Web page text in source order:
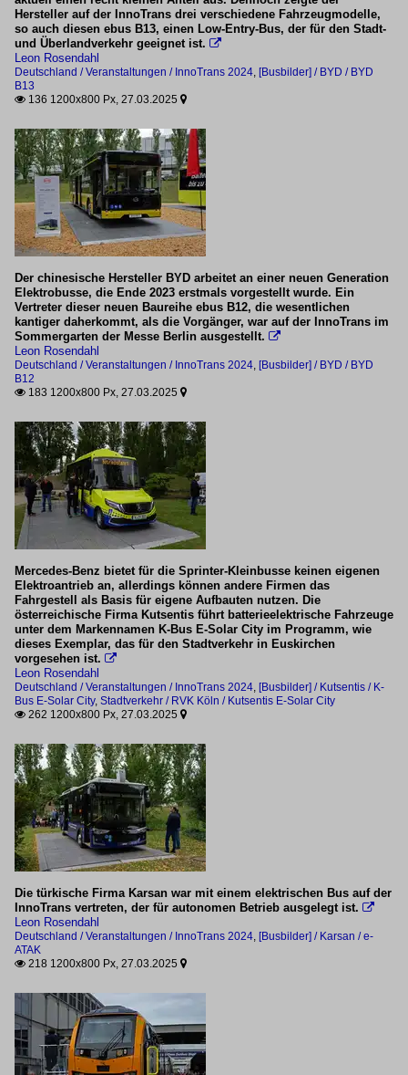
BYD B13
BYD B18
Ebusco
Ikarus
Ikarus 120e
Ikarus 80e
e-ATAK
Kutsentis
K-Bus E-Solar City
Citaro Facelift
Neso
Neso Bus 12
Hersteller auf der InnoTrans drei verschiedene Fahrzeugmodelle,
so auch diesen ebus B13, einen Low-Entry-Bus, der für den Stadt-
und Überlandverkehr geeignet ist. 
Leon Rosendahl
Deutschland / Veranstaltungen / InnoTrans 2024, [Busbilder] / BYD / BYD
B13
 136 1200x800 Px, 27.03.2025 
Der chinesische Hersteller BYD arbeitet an einer neuen Generation
Elektrobusse, die Ende 2023 erstmals vorgestellt wurde. Ein
Vertreter dieser neuen Baureihe ebus B12, die wesentlichen
kantiger daherkommt, als die Vorgänger, war auf der InnoTrans im
Sommergarten der Messe Berlin ausgestellt. 
Leon Rosendahl
Deutschland / Veranstaltungen / InnoTrans 2024, [Busbilder] / BYD / BYD
B12
 183 1200x800 Px, 27.03.2025 
Mercedes-Benz bietet für die Sprinter-Kleinbusse keinen eigenen
Elektroantrieb an, allerdings können andere Firmen das
Fahrgestell als Basis für eigene Aufbauten nutzen. Die
österreichische Firma Kutsentis führt batterieelektrische Fahrzeuge
unter dem Markennamen K-Bus E-Solar City im Programm, wie
dieses Exemplar, das für den Stadtverkehr in Euskirchen
vorgesehen ist. 
Leon Rosendahl
Deutschland / Veranstaltungen / InnoTrans 2024, [Busbilder] / Kutsentis / K-
Bus E-Solar City, Stadtverkehr / RVK Köln / Kutsentis E-Solar City
 262 1200x800 Px, 27.03.2025 
Die türkische Firma Karsan war mit einem elektrischen Bus auf der
InnoTrans vertreten, der für autonomen Betrieb ausgelegt ist. 
Leon Rosendahl
Deutschland / Veranstaltungen / InnoTrans 2024, [Busbilder] / Karsan / e-
ATAK
 218 1200x800 Px, 27.03.2025 